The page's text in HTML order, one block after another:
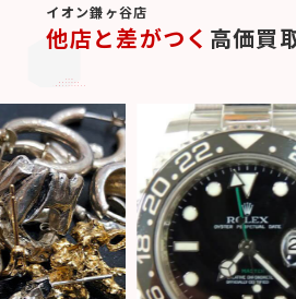
イオン鎌ヶ谷店
他店と差がつく 高価買